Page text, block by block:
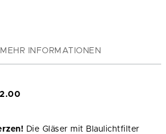
MEHR INFORMATIONEN
2.00
Die Gläser mit Blaulichtfilter